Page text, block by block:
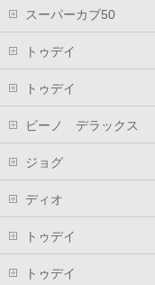
スーパーカブ50
トゥデイ
トゥデイ
ビーノ デラックス
ジョグ
ディオ
トゥデイ
トゥデイ